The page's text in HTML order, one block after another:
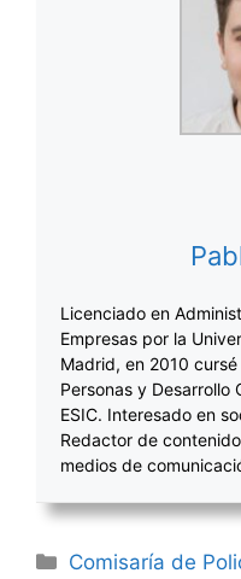
Licenciado en
Empresas por la
Madrid, en 2010
Personas y
ESIC. Interesado en
Redactor de
medios de
Categorías
Comisaría de